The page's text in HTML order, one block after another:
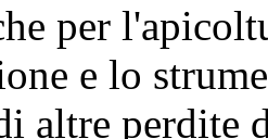
per
e lo
altre perdite